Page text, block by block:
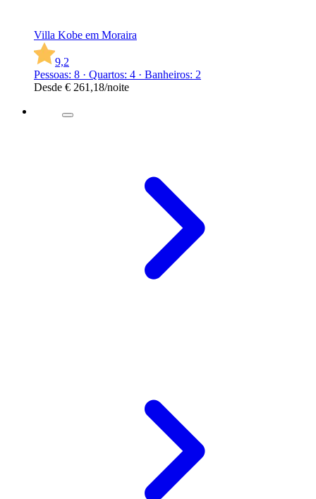
Villa Kobe em Moraira
9,2
Pessoas: 8 · Quartos: 4 · Banheiros: 2
Desde € 261,18/noite